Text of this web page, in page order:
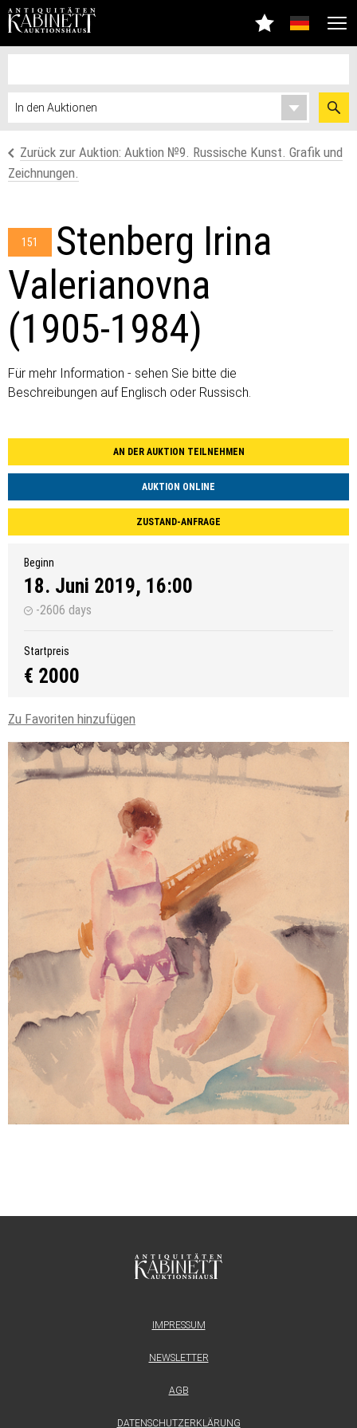
Zurück zur Auktion: Auktion №9. Russische Kunst. Grafik und
Zeichnungen.
151
Stenberg Irina
Valerianovna
(1905-1984)
Für mehr Information - sehen Sie bitte die
Beschreibungen auf Englisch oder Russisch.
AN DER AUKTION TEILNEHMEN
AUKTION ONLINE
ZUSTAND-ANFRAGE
Beginn
18. Juni 2019, 16:00
-2606 days
Startpreis
€ 2000
Zu Favoriten hinzufügen
IMPRESSUM
NEWSLETTER
AGB
DATENSCHUTZERKLÄRUNG